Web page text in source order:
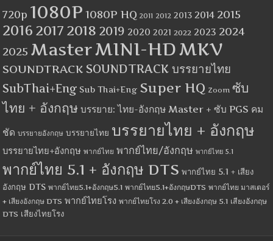
720p 1080P 1080P HQ 2011 2012 2013 2014 2015
2016 2017 2018 2019 2020 2021 2022 2023 2024
2025 MasterMINI-HDMKV
SOUNDTRACK SOUNDTRACK บรรยายไทย
SubThai+Eng Sub Thai+Eng Super HQ Zoom ซับ
ไทย + อังกฤษ บรรยาย: ไทย-อังกฤษ Master + ซับ PGS คม
ชัด บรรยายอังกฤษ บรรยายไทย บรรยายไทย + อังกฤษ
บรรยายไทย+อังกฤษ พากย์ไทย พากย์ไทย/อังกฤษ พากย์ไทย 5.1
พากย์ไทย 5.1 + อังกฤษ DTS พากย์ไทย 5.1 + เสียง
อังกฤษ DTS พากย์ไทย5.1+อังกฤษ5.1 พากย์ไทย5.1+อังกฤษDTS พากย์ไทย มาสเตอร์
+ เสียงอังกฤษ DTS พากย์ไทยโรง พากย์ไทยโรง 2.0 + เสียงอังกฤษ 5.1 เสียงอังกฤษ
DTS เสียงไทยโรง